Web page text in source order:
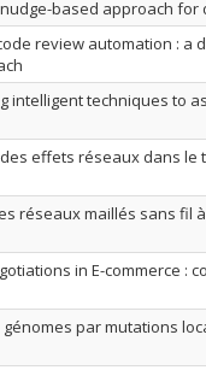
based approach for
review automation : a
intelligent techniques to
effets réseaux dans
réseaux maillés sans fil
in E-commerce :
par mutations